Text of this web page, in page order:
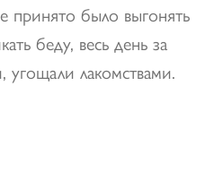
принято было выгонять
беду, весь день за
лакомствами.